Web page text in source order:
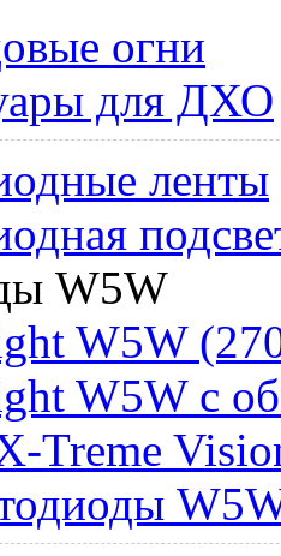
огни
для ДХО
ленты
W5W
W5W
W5W с
Treme